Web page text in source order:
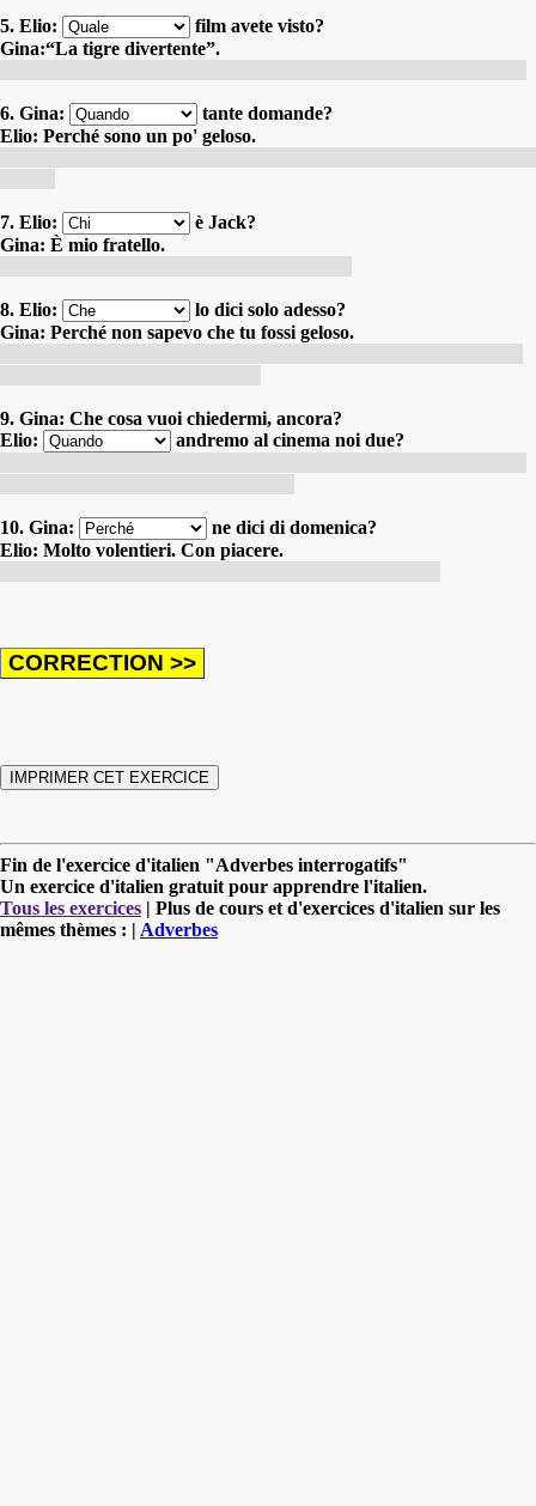
5. Elio:
film avete visto?
Gina:“La tigre divertente”.
6. Gina:
tante domande?
Elio: Perché sono un po' geloso.
7. Elio:
è Jack?
Gina: È mio fratello.
8. Elio:
lo dici solo adesso?
Gina: Perché non sapevo che tu fossi geloso.
9. Gina: Che cosa vuoi chiedermi, ancora?
Elio:
andremo al cinema noi due?
10. Gina:
ne dici di domenica?
Elio: Molto volentieri. Con piacere.
Fin de l'exercice d'italien "Adverbes interrogatifs"
Un exercice d'italien gratuit pour apprendre l'italien.
Tous les exercices | Plus de cours et d'exercices d'italien sur les
mêmes thèmes : | Adverbes